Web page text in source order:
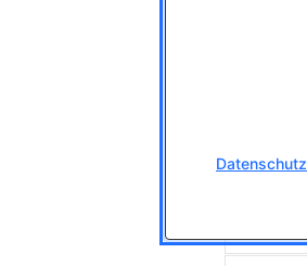
Datenschutz